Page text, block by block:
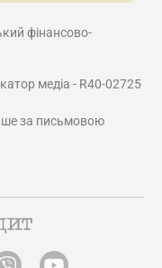
фінансово-
медіа - R40-02725
за письмовою